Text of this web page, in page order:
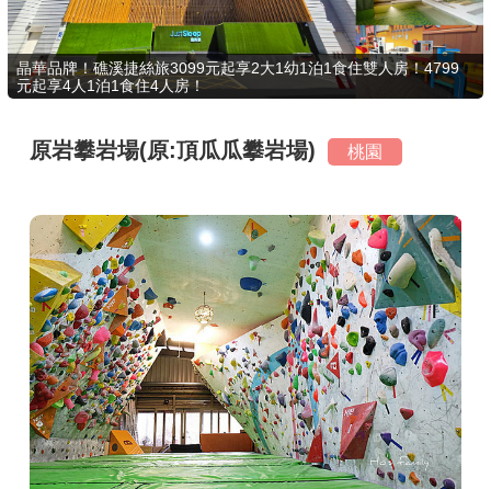
好康優惠
最新消息
最新留言
商家合作
推薦景點
討論區
聯絡我們
晶華品牌！礁溪捷絲旅3099元起享2大1幼1泊1食住雙人房！4799
元起享4人1泊1食住4人房！
原岩攀岩場(原:頂瓜瓜攀岩場) 桃園